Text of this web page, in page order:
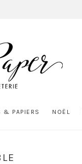
& PAPIERS NOËL